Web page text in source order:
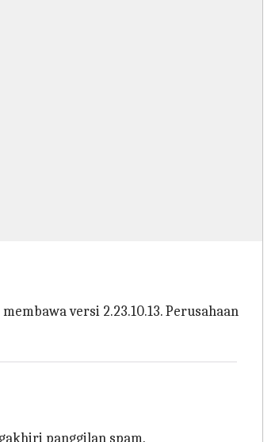
versi 2.23.10.13. Perusahaan
panggilan spam.